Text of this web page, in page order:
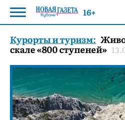
Курорты и туризм:
скале «800 ступеней»
16+